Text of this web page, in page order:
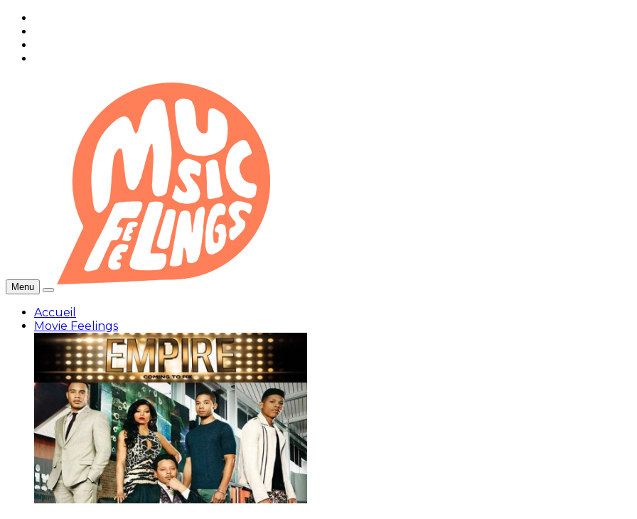
Menu
Accueil
Movie Feelings